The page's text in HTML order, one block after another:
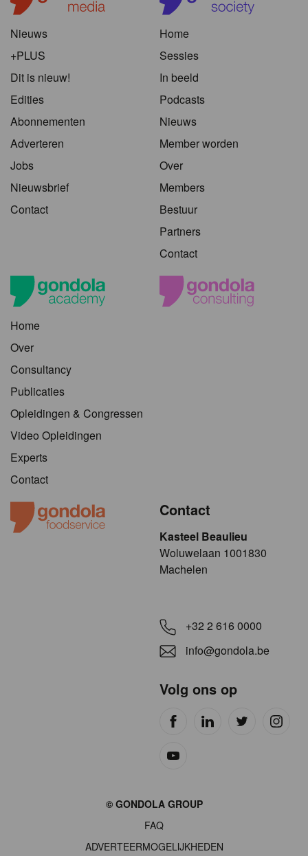
Nieuws
+PLUS
Dit is nieuw!
Edities
Abonnementen
Adverteren
Jobs
Nieuwsbrief
Contact
Home
Sessies
In beeld
Podcasts
Nieuws
Member worden
Over
Members
Bestuur
Partners
Contact
Home
Over
Consultancy
Publicaties
Opleidingen & Congressen
Video Opleidingen
Experts
Contact
Contact
Kasteel Beaulieu
​​​Woluwelaan 1001830
Machelen
+32 2 616 0000
info@gondola.be
Volg ons op
© GONDOLA GROUP
FAQ
ADVERTEERMOGELIJKHEDEN